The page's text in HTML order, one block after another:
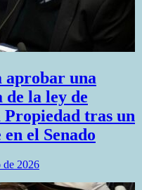
una
de la ley de
tras un
el Senado
de 2026